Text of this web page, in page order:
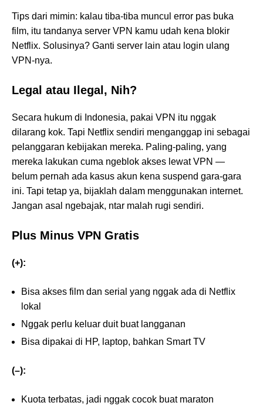
Tips dari mimin: kalau tiba-tiba muncul error pas buka
film, itu tandanya server VPN kamu udah kena blokir
Netflix. Solusinya? Ganti server lain atau login ulang
VPN-nya.
Legal atau Ilegal, Nih?
Secara hukum di Indonesia, pakai VPN itu nggak
dilarang kok. Tapi Netflix sendiri menganggap ini sebagai
pelanggaran kebijakan mereka. Paling-paling, yang
mereka lakukan cuma ngeblok akses lewat VPN —
belum pernah ada kasus akun kena suspend gara-gara
ini. Tapi tetap ya, bijaklah dalam menggunakan internet.
Jangan asal ngebajak, ntar malah rugi sendiri.
Plus Minus VPN Gratis
(+):
Bisa akses film dan serial yang nggak ada di Netflix
lokal
Nggak perlu keluar duit buat langganan
Bisa dipakai di HP, laptop, bahkan Smart TV
(–):
Kuota terbatas, jadi nggak cocok buat maraton